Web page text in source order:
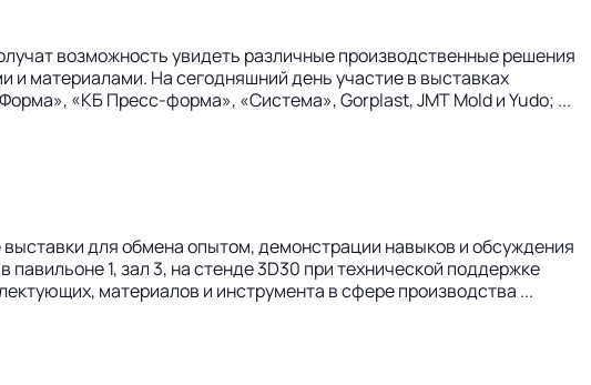
возможность увидеть различные производственные решения
и материалами. На сегодняшний день участие в выставках
«КБ Пресс-форма», «Система», Gorplast, JMT Mold и Yudo; ...
для обмена опытом, демонстрации навыков и обсуждения
1, зал 3, на стенде 3D30 при технической поддержке
материалов и инструмента в сфере производства ...